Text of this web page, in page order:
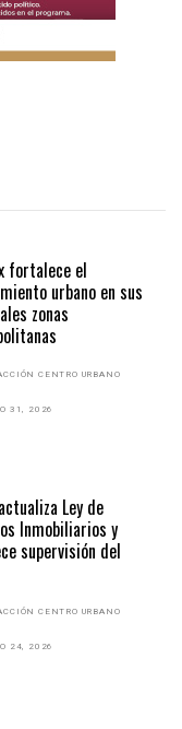
fortalece el
urbano en sus
zonas
CENTRO URBANO
31, 2026
Ley de
Inmobiliarios y
supervisión del
CENTRO URBANO
24, 2026